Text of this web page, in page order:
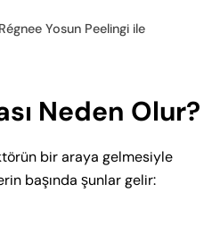
Yosun Peelingi ile
Neden Olur?
bir araya gelmesiyle
başında şunlar gelir: